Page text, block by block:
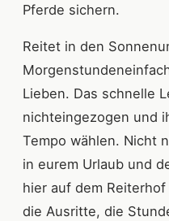
Pferde sichern.
Reitet in den
Lieben. Das schnelle
nichteingezogen und
Tempo wählen. Nicht
in eurem Urlaub und
hier auf dem
die Ausritte, die